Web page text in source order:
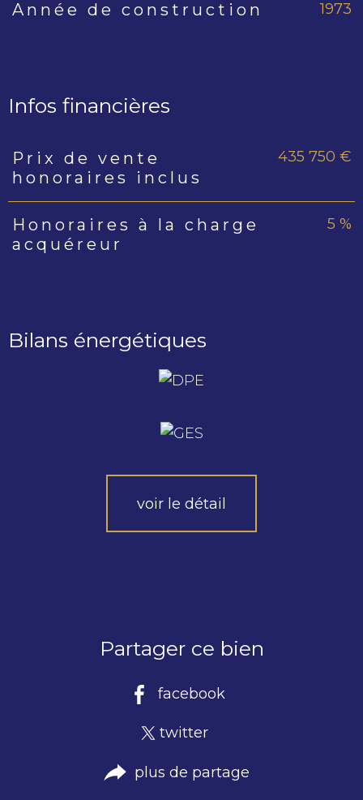
Année de construction 1973
Infos financières
Caractéristiques Valeurs
Prix de vente
honoraires inclus
435 750 €
Honoraires à la charge
acquéreur
5 %
Bilans énergétiques
voir le détail
Partager ce bien
facebook
twitter
plus de partage